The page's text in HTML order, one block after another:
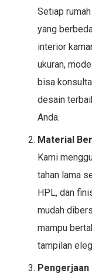
Setiap
yang
interior
ukuran,
bisa
desain
Anda.
Material
Kami
tahan lama
HPL, dan
mudah
mampu
tampilan
Pengerjaan